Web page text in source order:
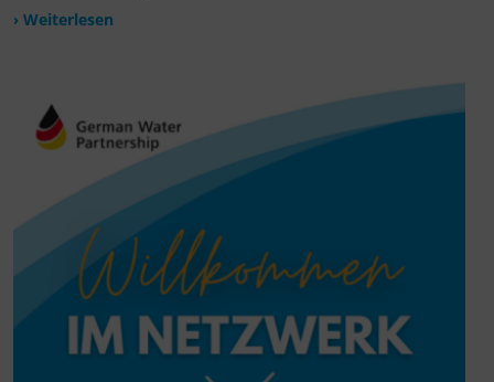
› Weiterlesen